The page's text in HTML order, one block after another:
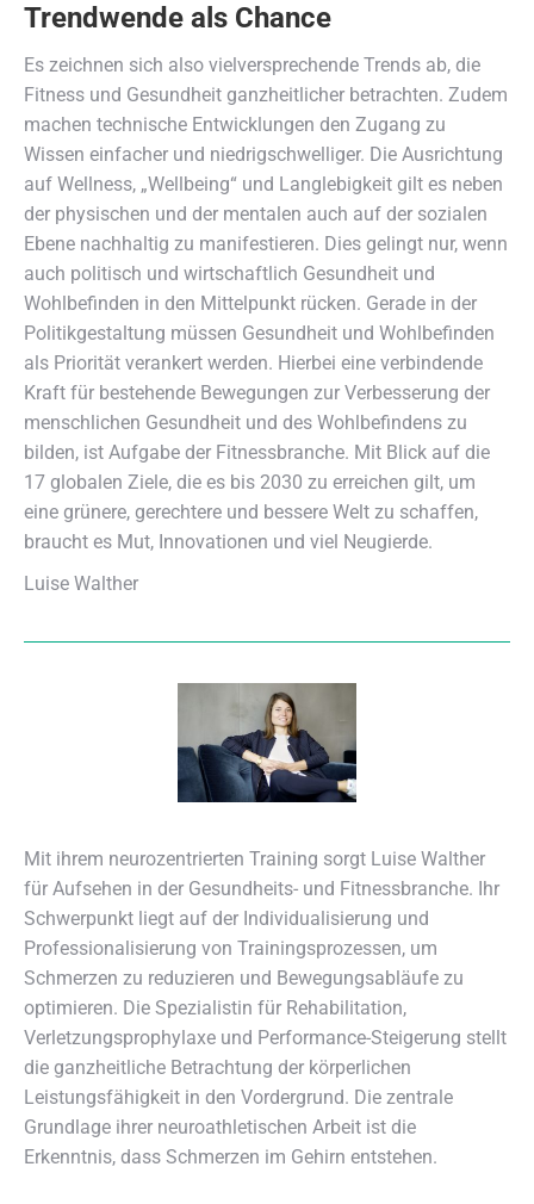
Trendwende als Chance
Es zeichnen sich also vielversprechende Trends ab, die
Fitness und Gesundheit ganzheitlicher betrachten. Zudem
machen technische Entwicklungen den Zugang zu
Wissen einfacher und niedrigschwelliger. Die Ausrichtung
auf Wellness, „Wellbeing“ und Langlebigkeit gilt es neben
der physischen und der mentalen auch auf der sozialen
Ebene nachhaltig zu manifestieren. Dies gelingt nur, wenn
auch politisch und wirtschaftlich Gesundheit und
Wohlbefinden in den Mittelpunkt rücken. Gerade in der
Politikgestaltung müssen Gesundheit und Wohlbefinden
als Priorität verankert werden. Hierbei eine verbindende
Kraft für bestehende Bewegungen zur Verbesserung der
menschlichen Gesundheit und des Wohlbefindens zu
bilden, ist Aufgabe der Fitnessbranche. Mit Blick auf die
17 globalen Ziele, die es bis 2030 zu erreichen gilt, um
eine grünere, gerechtere und bessere Welt zu schaffen,
braucht es Mut, Innovationen und viel Neugierde.
Luise Walther
Mit ihrem neurozentrierten Training sorgt Luise Walther
für Aufsehen in der Gesundheits- und Fitnessbranche. Ihr
Schwerpunkt liegt auf der Individualisierung und
Professionalisierung von Trainingsprozessen, um
Schmerzen zu reduzieren und Bewegungsabläufe zu
optimieren. Die Spezialistin für Rehabilitation,
Verletzungsprophylaxe und Performance-Steigerung stellt
die ganzheitliche Betrachtung der körperlichen
Leistungsfähigkeit in den Vordergrund. Die zentrale
Grundlage ihrer neuroathletischen Arbeit ist die
Erkenntnis, dass Schmerzen im Gehirn entstehen.